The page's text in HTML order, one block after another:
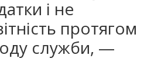
і не
протягом
служби, —